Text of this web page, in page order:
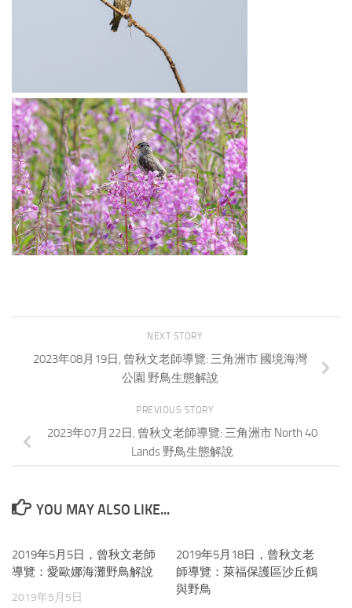
NEXT STORY
2023年08月19日, 曾秋文老師導覽: 三角洲市 國境海灣
公園 野鳥生態解說
PREVIOUS STORY
2023年07月22日, 曾秋文老師導覽: 三角洲市 North 40
Lands 野鳥生態解說
YOU MAY ALSO LIKE...
2019年5月5日，曾秋文老師
導覽：愛歐娜海灘野鳥解說
2019年5月5日
2019年5月18日，曾秋文老
師導覽：萊福保護區沙丘鶴
與野鳥